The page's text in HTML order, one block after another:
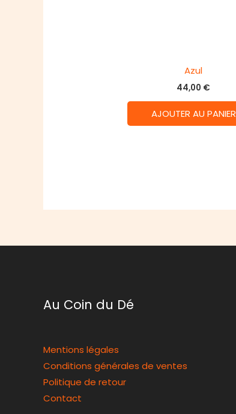
Azul
44,00 €
AJOUTER AU PANIER
Au Coin du Dé
Mentions légales
Conditions générales de ventes
Politique de retour
Contact